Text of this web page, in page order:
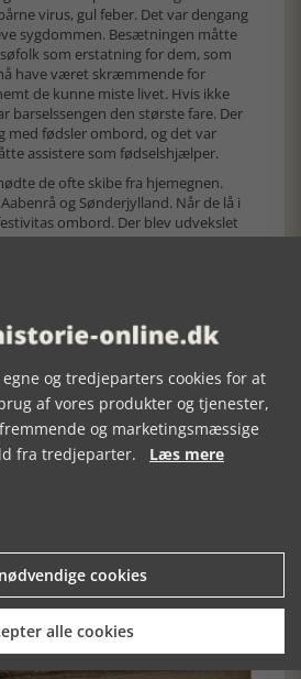
virus, gul feber. Det var dengang
sygdommen. Besætningen måtte
som erstatning for dem, som
have været skræmmende for
de kunne miste livet. Hvis ikke
barselssengen den største fare. Der
med fødsler ombord, og det var
assistere som fødselshjælper.
de ofte skibe fra hjemegnen.
og Sønderjylland. Når de lå i
ombord. Der blev udvekslet
havne, skibe og destinationer.
mødte to tyske kaptajner, men
for uanset hvad hun
beskrevet mange sjove
fisk med lange arme, som
slags kan man ikke spise” Der var
der skrev i dagbogen om
at de smagte dejligt.
og tredjeparters cookies for at
af vores produkter og tjenester,
og marketingsmæssige
fra tredjeparter. Læs mere
cookies
alle cookies